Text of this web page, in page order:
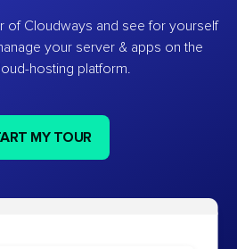
of Cloudways and see for yourself
your server & apps on the
hosting platform.
MY TOUR